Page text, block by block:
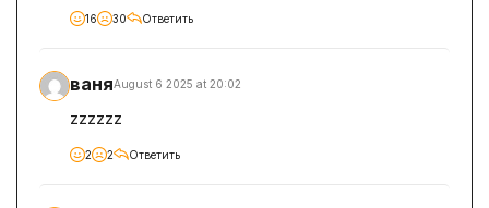
16 30 Ответить
ваняAugust 6 2025 at 20:02
zzzzzz
2 2 Ответить